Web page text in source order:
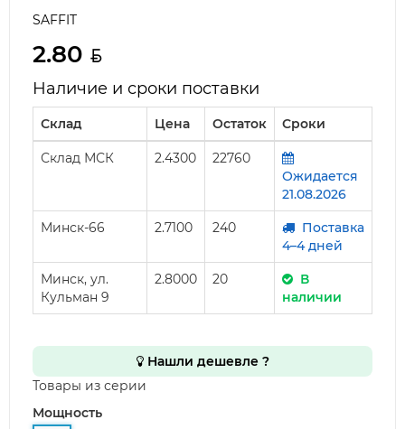
SAFFIT
2.80
Наличие и сроки поставки
Склад Цена Остаток Сроки
Склад МСК 2.4300
22760
Ожидается
21.08.2026
Минск-66 2.7100 240
Поставка
4–4 дней
Минск, ул.
Кульман 9
2.8000 20
В
наличии
Нашли дешевле ?
Товары из серии
Мощность